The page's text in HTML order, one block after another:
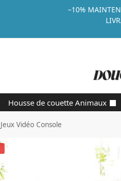
–10%
Housse de couette Animaux
Jeux Vidéo Console